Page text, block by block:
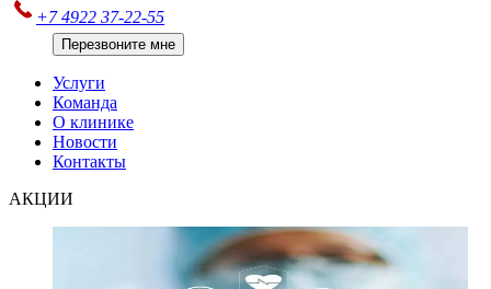
+7 4922 37-22-55
Перезвоните мне
Услуги
Команда
О клинике
Новости
Контакты
АКЦИИ